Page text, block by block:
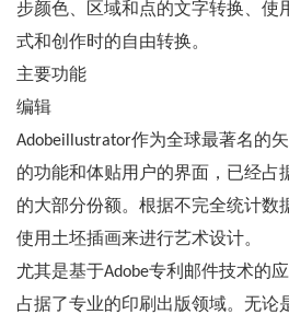
步颜色、区域和点的文字转换、使
式和创作时的自由转换。
主要功能
编辑
Adobeillustrator作为全球最著名的
的功能和体贴用户的界面，已经占
的大部分份额。根据不完全统计数
使用土坯插画来进行艺术设计。
尤其是基于Adobe专利邮件技术的
占据了专业的印刷出版领域。无论